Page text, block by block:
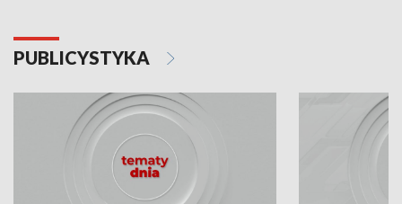
PUBLICYSTYKA